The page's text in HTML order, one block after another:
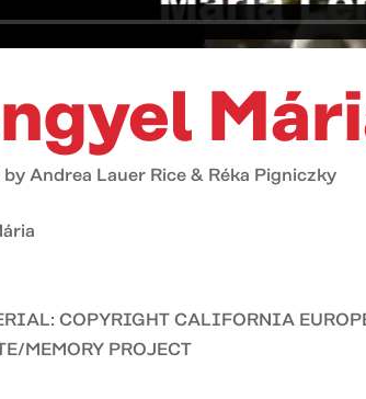
Andrea Lauer Rice & Réka Pigniczky
COPYRIGHT CALIFORNIA
MEMORY PROJECT